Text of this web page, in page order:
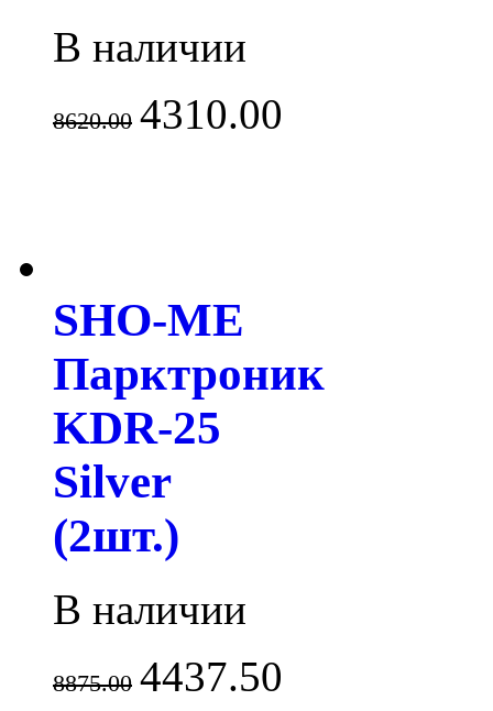
В наличии
8620.00 4310.00
SHO-ME
Парктроник
KDR-25
Silver
(2шт.)
В наличии
8875.00 4437.50